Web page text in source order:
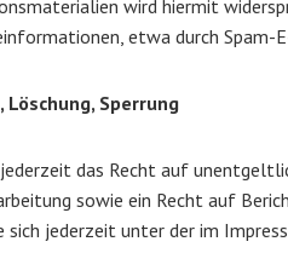
wird hiermit
etwa durch Spam-
Sperrung
das Recht auf
sowie ein Recht auf
sich jederzeit unter der im